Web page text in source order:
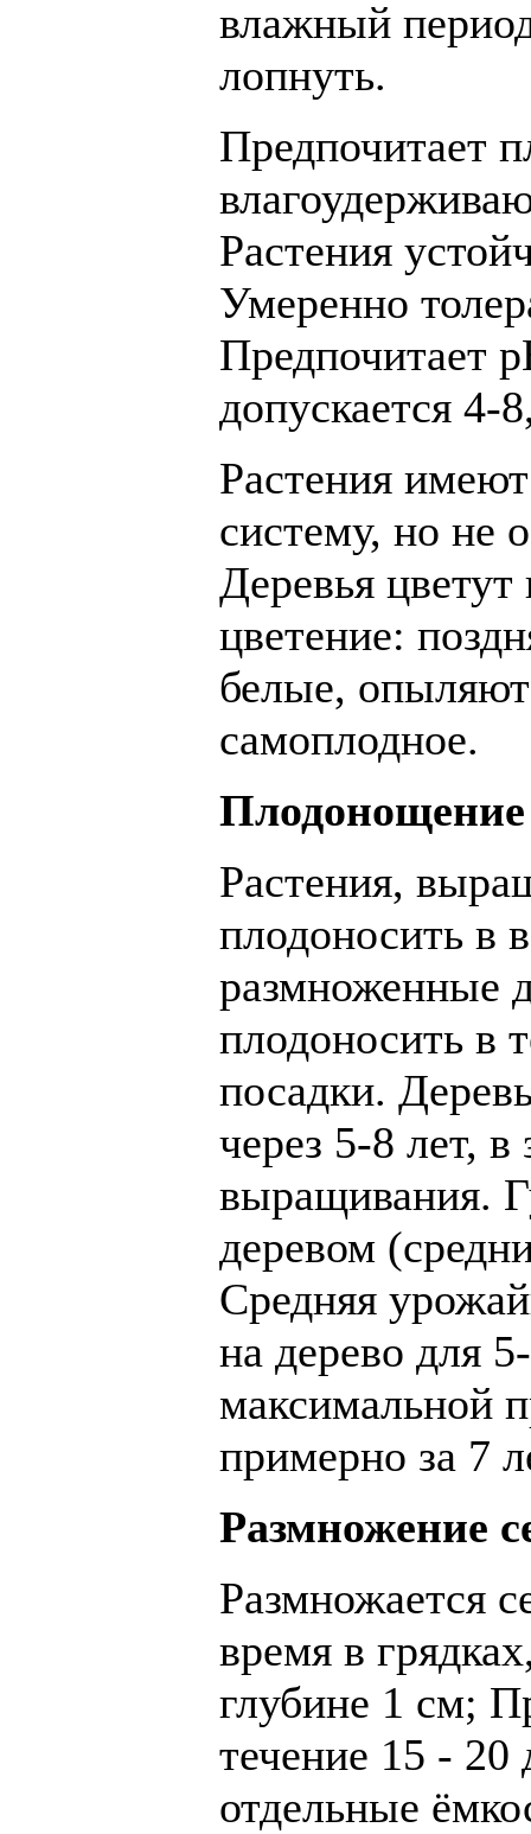
влажный
лопнуть.
Предпочитает
Растения
Умеренно
Предпочитает
допускается 4-
Растения
систему, но не
Деревья
цветение:
белые,
самоплодное.
Плодонощение
Растения,
плодоносить в
размноженные
плодоносить в
посадки.
через 5-8 лет,
выращивания.
деревом
Средняя
на дерево для
максимальной
примерно за 7
Размножение
Размножается
время в
глубине 1 см;
течение 15 - 20
отдельные